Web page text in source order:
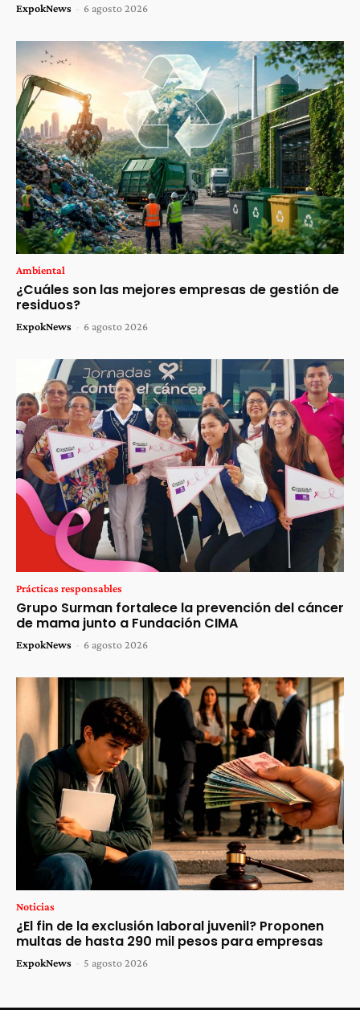
ExpokNews - 6 agosto 2026
Ambiental
¿Cuáles son las mejores empresas de gestión de
residuos?
ExpokNews - 6 agosto 2026
Prácticas responsables
Grupo Surman fortalece la prevención del cáncer
de mama junto a Fundación CIMA
ExpokNews - 6 agosto 2026
Noticias
¿El fin de la exclusión laboral juvenil? Proponen
multas de hasta 290 mil pesos para empresas
ExpokNews - 5 agosto 2026